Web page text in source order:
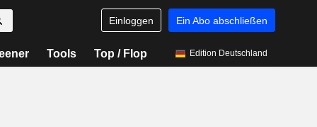
Einloggen Ein Abo abschließen
Tools Top / Flop Edition Deutschland